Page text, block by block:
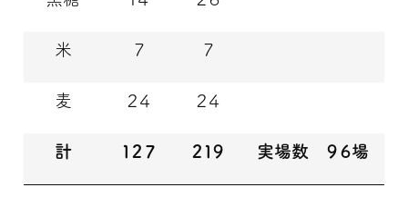
米 ７ ７
麦 ２４ ２４
計 １２７ ２１９ 実場数 ９６場